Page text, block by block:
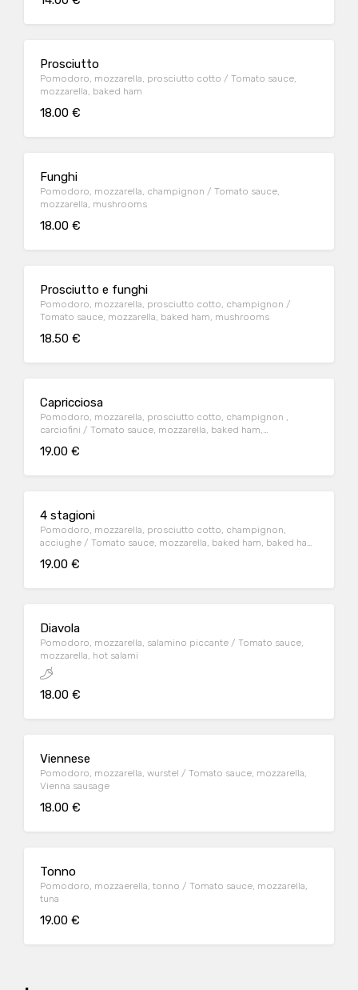
Prosciutto
Pomodoro, mozzarella, prosciutto cotto / Tomato sauce,
mozzarella, baked ham
18.00 €
Funghi
Pomodoro, mozzarella, champignon / Tomato sauce,
mozzarella, mushrooms
18.00 €
Prosciutto e funghi
Pomodoro, mozzarella, prosciutto cotto, champignon /
Tomato sauce, mozzarella, baked ham, mushrooms
18.50 €
Capricciosa
Pomodoro, mozzarella, prosciutto cotto, champignon ,
carciofini / Tomato sauce, mozzarella, baked ham,
19.00 €
4 stagioni
Pomodoro, mozzarella, prosciutto cotto, champignon,
acciughe / Tomato sauce, mozzarella, baked ham, baked ham,
19.00 €
Diavola
Pomodoro, mozzarella, salamino piccante / Tomato sauce,
mozzarella, hot salami
18.00 €
Viennese
Pomodoro, mozzarella, wurstel / Tomato sauce, mozzarella,
Vienna sausage
18.00 €
Tonno
Pomodoro, mozzaerella, tonno / Tomato sauce, mozzarella,
tuna
19.00 €